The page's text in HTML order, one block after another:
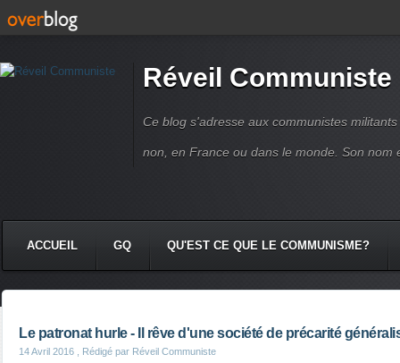
Réveil Communiste
Ce blog s'adresse aux communistes
non, en France ou dans le monde. Son nom
ACCUEIL GQ QU'EST CE QUE LE COMMUNISME?
Le patronat hurle - Il rêve d'une société de précarité
14 Avril 2016 , Rédigé par Réveil Communiste